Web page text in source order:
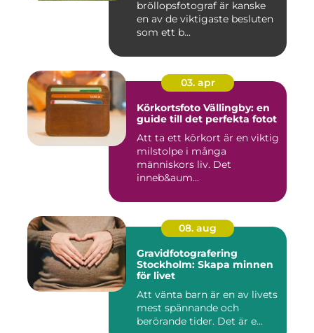
bröllopsfotograf är kanske
en av de viktigaste besluten
som ett b...
03. apr
Körkortsfoto Vällingby: en
guide till det perfekta fotot
Att ta ett körkort är en viktig
milstolpe i många
människors liv. Det
inneb&aum...
08. aug
Gravidfotografering
Stockholm: Skapa minnen
för livet
Att vänta barn är en av livets
mest spännande och
berörande tider. Det är e...